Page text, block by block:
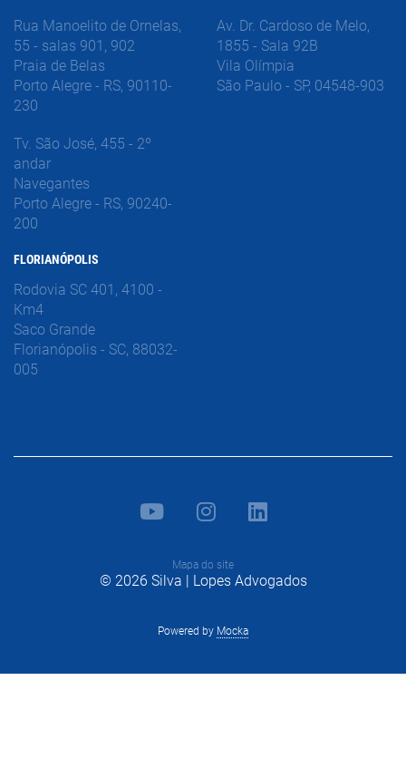
Rua Manoelito de Ornelas,
55 - salas 901, 902
Praia de Belas
Porto Alegre - RS, 90110-
230
Tv. São José, 455 - 2º
andar
Navegantes
Porto Alegre - RS, 90240-
200
FLORIANÓPOLIS
Rodovia SC 401, 4100 -
Km4
Saco Grande
Florianópolis - SC, 88032-
005
Av. Dr. Cardoso de Melo,
1855 - Sala 92B
Vila Olímpia
São Paulo - SP, 04548-903
Mapa do site
© 2026 Silva | Lopes Advogados
Powered by Mocka